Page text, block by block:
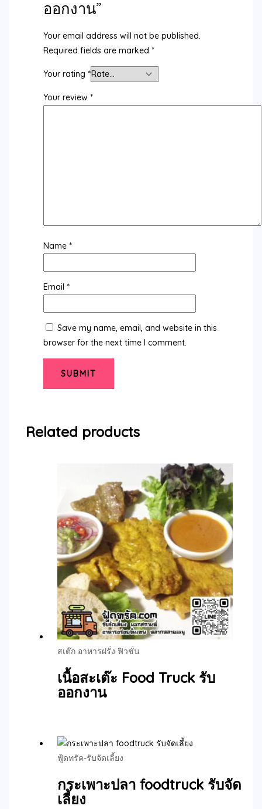
ออกงาน”
Your email address will not be published.
Required fields are marked *
Your rating *
Your review *
Name *
Email *
Save my name, email, and website in this
browser for the next time I comment.
Related products
สเต๊ก อาหารฝรั่ง ฟิวชั่น
เนื้อสะเต๊ะ Food Truck รับ
ออกงาน
ฟู้ดทรัค-รับจัดเลี้ยง
กระเพาะปลา foodtruck รับจัด
เลี้ยง